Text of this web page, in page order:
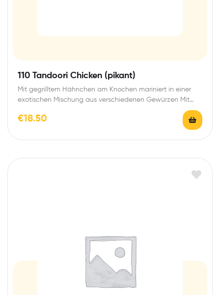
110 Tandoori Chicken (pikant)
Mit gegrilltem Hähnchen am Knochen mariniert in einer
exotischen Mischung aus verschiedenen Gewürzen Mit
€18.50